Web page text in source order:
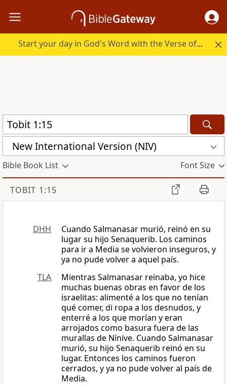
Start your day in God's Word with the Verse of the Day.
New International Version (NIV)
Bible Book List Font Size
TOBIT 1:15
DHH
Cuando Salmanasar murió, reinó en su
lugar su hijo Senaquerib. Los caminos
para ir a Media se volvieron inseguros, y
ya no pude volver a aquel país.
TLA
Mientras Salmanasar reinaba, yo hice
muchas buenas obras en favor de los
israelitas: alimenté a los que no tenían
qué comer, di ropa a los desnudos, y
enterré a los que morían y eran
arrojados como basura fuera de las
murallas de Nínive. Cuando Salmanasar
murió, su hijo Senaquerib reinó en su
lugar. Entonces los caminos fueron
cerrados, y ya no pude volver al país de
Media.